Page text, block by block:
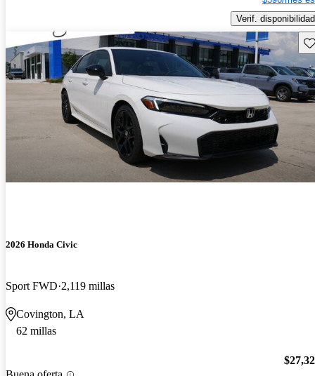
Verif. disponibilidad
2026 Honda Civic
Sport FWD 2,119 millas
Covington, LA
62 millas